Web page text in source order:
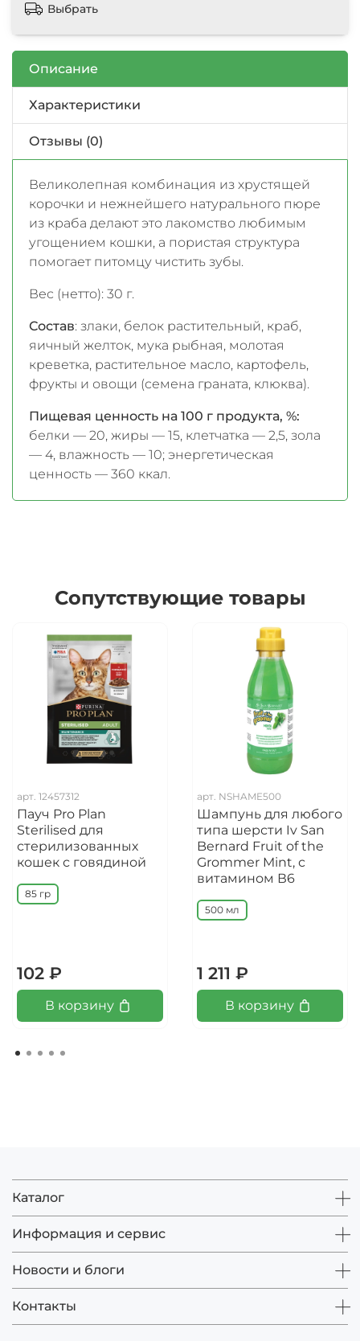
Выбрать
Описание
Характеристики
Отзывы (0)
Великолепная комбинация из хрустящей
корочки и нежнейшего натурального пюре
из краба делают это лакомство любимым
угощением кошки, а пористая структура
помогает питомцу чистить зубы.
Вес (нетто): 30 г.
Состав: злаки, белок растительный, краб,
яичный желток, мука рыбная, молотая
креветка, растительное масло, картофель,
фрукты и овощи (семена граната, клюква).
Пищевая ценность на 100 г продукта, %:
белки — 20, жиры — 15, клетчатка — 2,5, зола
— 4, влажность — 10; энергетическая
ценность — 360 ккал.
Сопутствующие товары
арт. 12457312
Пауч Pro Plan
Sterilised для
стерилизованных
кошек с говядиной
85 гр
102 ₽
В корзину
арт. NSHAME500
Шампунь для любого
типа шерсти Iv San
Bernard Fruit of the
Grommer Mint, с
витамином В6
500 мл
1 211 ₽
В корзину
Каталог
Информация и сервис
Новости и блоги
Контакты